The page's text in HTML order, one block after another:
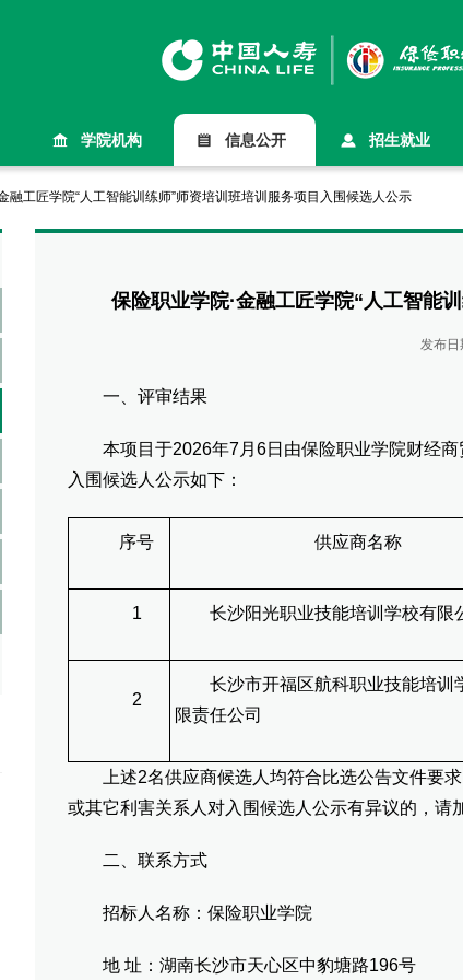
学院机构 信息公开 招生就业
融工匠学院“人工智能训练师”师资培训班培训服务项目入围候选人公示
保险职业学院·金融工匠学院“人工智能
发布日
一、评审结果
本项目于2026年7月6日由保险职业学院财经商
入围候选人公示如下：
序号 供应商名称
1 长沙阳光职业技能培训学校有限
2
长沙市开福区航科职业技能培训
限责任公司
上述2名供应商候选人均符合比选公告文件要求
或其它利害关系人对入围候选人公示有异议的，请
二、联系方式
招标人名称：保险职业学院
地 址：湖南长沙市天心区中豹塘路196号